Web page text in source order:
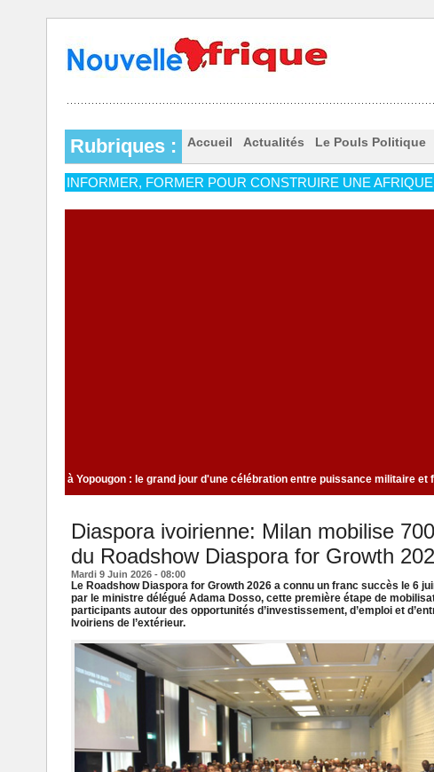
Rubriques : Accueil Actualités Le Pouls Politique
INFORMER, FORMER POUR CONSTRUIRE UNE
Indépendance 2026 à Yopougon : le grand jour d'une célébration entre
Diaspora ivoirienne: Milan mobilise
du Roadshow Diaspora for Growth
Mardi 9 Juin 2026 - 08:00
Le Roadshow Diaspora for Growth 2026 a connu un franc succès le 6
par le ministre délégué Adama Dosso, cette première étape de
participants autour des opportunités d’investissement, d’emploi et
Ivoiriens de l’extérieur.